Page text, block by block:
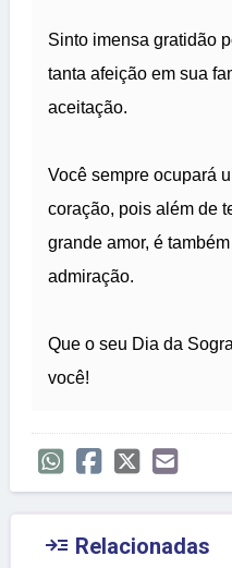
Sinto imensa gratidão
tanta afeição em sua
aceitação.
Você sempre ocupará
coração, pois além de
grande amor, é
admiração.
Que o seu Dia da
você!
 Relacionadas